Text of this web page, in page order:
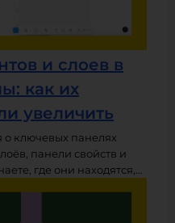
и слоев в
как их
увеличить
о ключевых панелях
панели свойств и
где они находятся,
панели и как